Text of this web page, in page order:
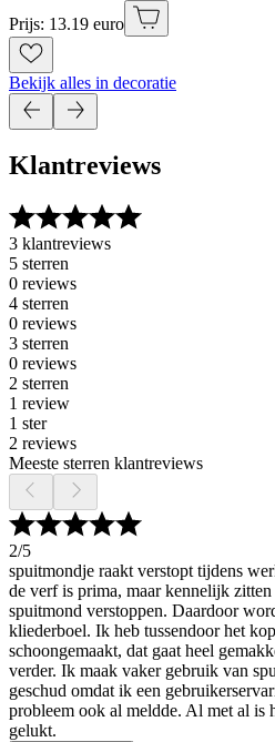
Prijs: 13.19 euro
Bekijk alles in decoratie
Klantreviews
3 klantreviews
5 sterren
0 reviews
4 sterren
0 reviews
3 sterren
0 reviews
2 sterren
1 review
1 ster
2 reviews
Meeste sterren klantreviews
2/5
spuitmondje raakt verstopt tijdens
de verf is prima, maar kennelijk
spuitmond verstoppen. Daardoor
kliederboel. Ik heb tussendoor het
schoongemaakt, dat gaat heel
verder. Ik maak vaker gebruik van
geschud omdat ik een
probleem ook al meldde. Al met al is
gelukt.